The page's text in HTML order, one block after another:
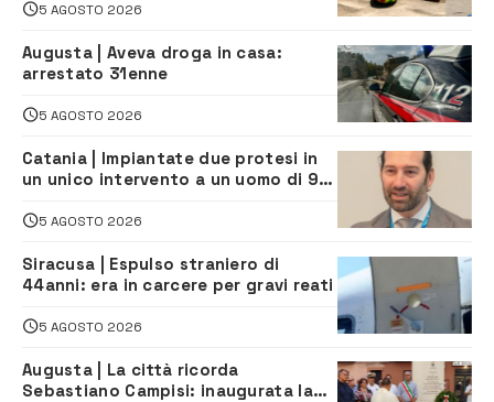
5 AGOSTO 2026
Augusta | Aveva droga in casa:
arrestato 31enne
5 AGOSTO 2026
Catania | Impiantate due protesi in
un unico intervento a un uomo di 98
augustano Giuseppe Mazziotta
5 AGOSTO 2026
Siracusa | Espulso straniero di
44anni: era in carcere per gravi reati
5 AGOSTO 2026
Augusta | La città ricorda
Sebastiano Campisi: inaugurata la